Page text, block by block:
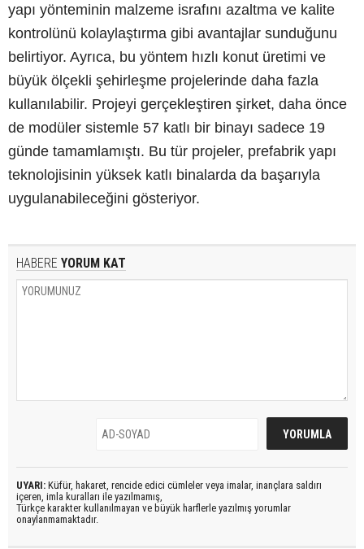
yapı yönteminin malzeme israfını azaltma ve kalite
kontrolünü kolaylaştırma gibi avantajlar sunduğunu
belirtiyor. Ayrıca, bu yöntem hızlı konut üretimi ve
büyük ölçekli şehirleşme projelerinde daha fazla
kullanılabilir. Projeyi gerçekleştiren şirket, daha önce
de modüler sistemle 57 katlı bir binayı sadece 19
günde tamamlamıştı. Bu tür projeler, prefabrik yapı
teknolojisinin yüksek katlı binalarda da başarıyla
uygulanabileceğini gösteriyor.
HABERE YORUM KAT
UYARI: Küfür, hakaret, rencide edici cümleler veya imalar, inançlara saldırı
içeren, imla kuralları ile yazılmamış,
Türkçe karakter kullanılmayan ve büyük harflerle yazılmış yorumlar
onaylanmamaktadır.